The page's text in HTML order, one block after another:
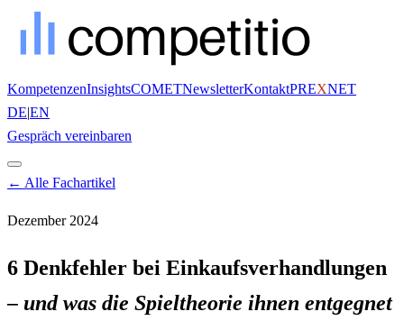
KompetenzenInsightsCOMETNewsletterKontaktPREXNET
DE|EN
Gespräch vereinbaren
← Alle Fachartikel
Dezember 2024
6 Denkfehler bei Einkaufsverhandlungen
– und was die Spieltheorie ihnen entgegnet